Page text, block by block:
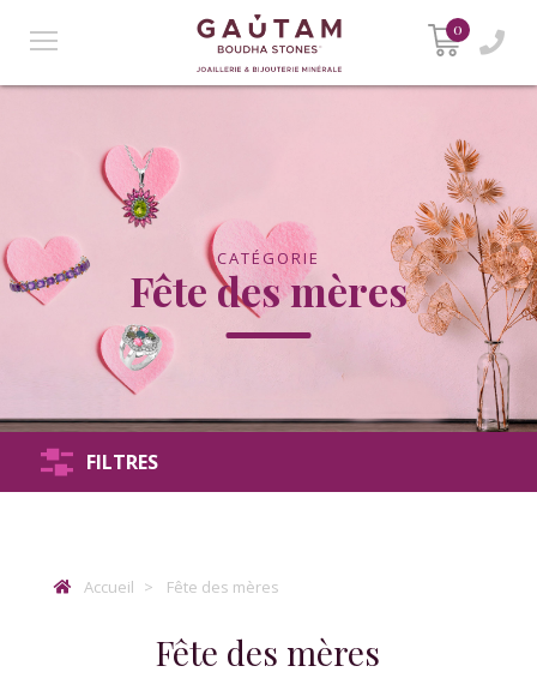
0
CATÉGORIE
Fête des mères
Accueil Fête des mères
Fête des mères
FILTRES